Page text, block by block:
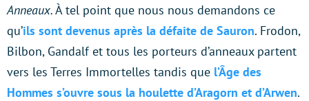
Anneaux.À tel point que nous nous demandons ce
qu’ils sont devenus après la défaite de Sauron. Frodon,
Bilbon, Gandalf et tous les porteurs d’anneaux partent
vers les Terres Immortelles tandis que l’Âge des
Hommes s’ouvre sous la houlette d’Aragorn et d’Arwen.